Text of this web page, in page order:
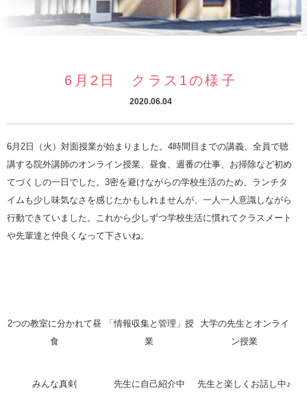
6月2日 クラス1の様子
2020.06.04
6月2日（火）対面授業が始まりました。4時間目までの講義、全員で聴
講する院外講師のオンライン授業、昼食、週番の仕事、お掃除など初め
てづくしの一日でした。3密を避けながらの学校生活のため、ランチタ
イムも少し味気なさを感じたかもしれませんが、一人一人意識しながら
行動できていました。これから少しずつ学校生活に慣れてクラスメート
や先輩達と仲良くなって下さいね。
2つの教室に分かれて昼
食
「情報収集と管理」授
業
大学の先生とオンライ
ン授業
みんな真剣 先生に自己紹介中 先生と楽しくお話し中♪